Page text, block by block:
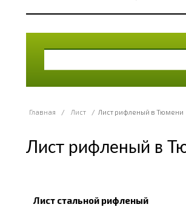
Главная / Лист / Лист рифленый в Тюмени
Лист рифленый в
Лист стальной рифленый